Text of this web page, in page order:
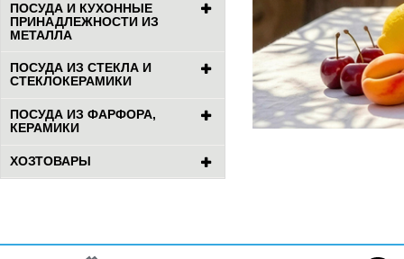
ПОСУДА И КУХОННЫЕ
ПРИНАДЛЕЖНОСТИ ИЗ
МЕТАЛЛА
ПОСУДА ИЗ СТЕКЛА И
СТЕКЛОКЕРАМИКИ
ПОСУДА ИЗ ФАРФОРА,
КЕРАМИКИ
ХОЗТОВАРЫ